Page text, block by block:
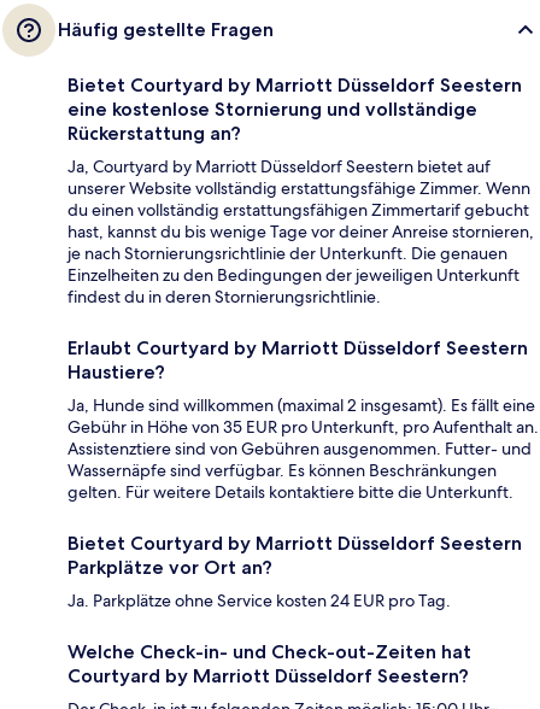
Häufig gestellte Fragen
Bietet Courtyard by Marriott Düsseldorf Seestern
eine kostenlose Stornierung und vollständige
Rückerstattung an?
Ja, Courtyard by Marriott Düsseldorf Seestern bietet auf
unserer Website vollständig erstattungsfähige Zimmer. Wenn
du einen vollständig erstattungsfähigen Zimmertarif gebucht
hast, kannst du bis wenige Tage vor deiner Anreise stornieren,
je nach Stornierungsrichtlinie der Unterkunft. Die genauen
Einzelheiten zu den Bedingungen der jeweiligen Unterkunft
findest du in deren Stornierungsrichtlinie.
Erlaubt Courtyard by Marriott Düsseldorf Seestern
Haustiere?
Ja, Hunde sind willkommen (maximal 2 insgesamt). Es fällt eine
Gebühr in Höhe von 35 EUR pro Unterkunft, pro Aufenthalt an.
Assistenztiere sind von Gebühren ausgenommen. Futter- und
Wassernäpfe sind verfügbar. Es können Beschränkungen
gelten. Für weitere Details kontaktiere bitte die Unterkunft.
Bietet Courtyard by Marriott Düsseldorf Seestern
Parkplätze vor Ort an?
Ja. Parkplätze ohne Service kosten 24 EUR pro Tag.
Welche Check-in- und Check-out-Zeiten hat
Courtyard by Marriott Düsseldorf Seestern?